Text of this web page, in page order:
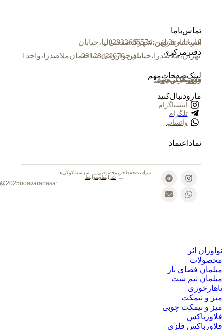
تماس با ما
کارخانه:قزوین، شهرک صنعتی لیا،خیابان
استاندارد 3 تلفن: 02833666574
دفتر مرکزی
تهران، ملاصدرا، خیابان خوارزمی، ساختمان ملاصدرا، واحد 1
تلفن:02128429676
لینک صفحات مهم
نیم ست
فلاور باکس
فلاور باکس بتنی
فلاور باکس چوبی
فلاور باکس فلزی
میز و نیمکت
میز و نیمکت چوبی
روف گاردن
ما رو دنبال کنید
اینستاگرام
تلگرام
واتساپ
نماد اعتماد
2025noavaranasar@
سیاست حفظ حریم خصوصی
سیاست کوکی‌ها
شرایط و ضوابط
نواوران اثر
محصولات
مبلمان فضای باز
مبلمان نیم ست
ناهارخوری
میز و نیمکت
میز و نیمکت چوبی
فلاورباکس
فلاورباکس فلزی